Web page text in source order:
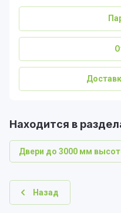
Находится в
Двери до 3000 мм
Назад